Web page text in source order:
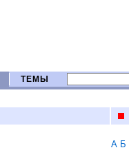
ТЕМЫ
А Б